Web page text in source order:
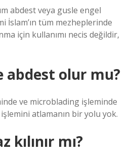
abdest veya gusle engel
İslam’ın tüm mezheplerinde
için kullanımı necis değildir,
abdest olur mu?
ve microblading işleminde
atlamanın bir yolu yok.
kılınır mı?